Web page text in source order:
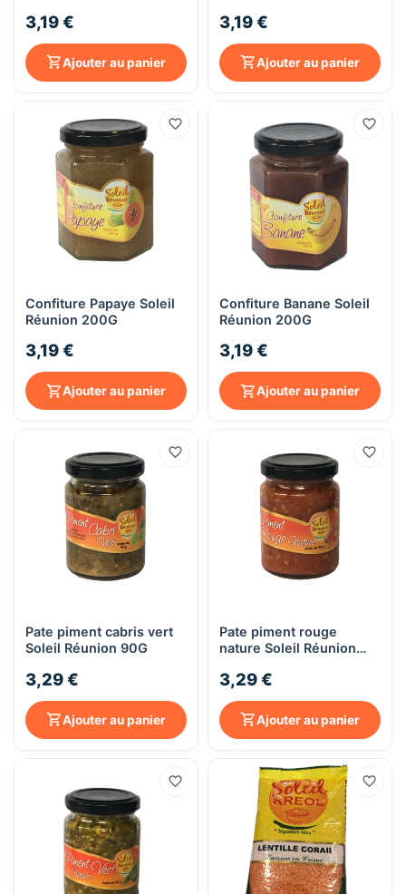
3,19 €
Ajouter au panier
3,19 €
Ajouter au panier
Confiture Papaye Soleil
Réunion 200G
3,19 €
Ajouter au panier
Confiture Banane Soleil
Réunion 200G
3,19 €
Ajouter au panier
Pate piment cabris vert
Soleil Réunion 90G
3,29 €
Ajouter au panier
Pate piment rouge
nature Soleil Réunion
3,29 €
Ajouter au panier